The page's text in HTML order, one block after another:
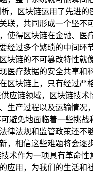
，区块链运用了先进
联，共同形成一个坚不
得区块链在金融、
经过多个繁琐的中间
块链的不可篡改特性
疗数据的安全共享
区块链上，只有经过
应链领域，区块链技
生产过程以及运输情
可避免地面临着一些挑
律法规和监管政策还
，相信这些难题将会
术作为一项具有革命
用，为我们的生活和